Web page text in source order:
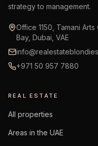
strategy to management.
Office 1150, Tamani
Bay, Dubai, VAE
+971 50 957 7880
REAL ESTATE
All properties
Areas in the UAE